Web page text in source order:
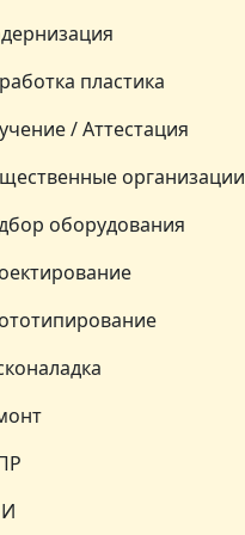
пластика
/ Аттестация
организации
оборудования